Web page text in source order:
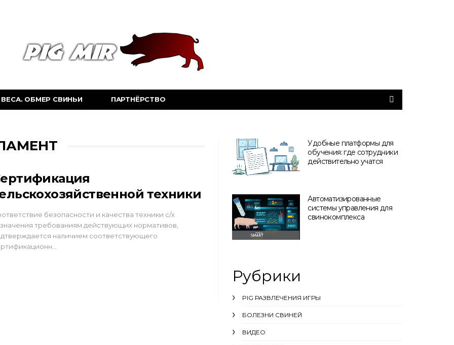
ОБМЕР СВИНЬИ ПАРТНЁРСТВО
техники
безопасности и качества техники с/х
требованиям действующих нормативов,
наличием соответствующего
Удобные платформы для
обучения: где сотрудники
действительно учатся
Автоматизированные
системы управления для
свинокомплекса
Рубрики
PIG РАЗВЛЕЧЕНИЯ ИГРЫ
БОЛЕЗНИ СВИНЕЙ
ВИДЕО